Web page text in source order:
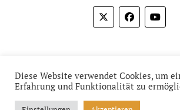
Diese Website verwendet Cookies, um
Erfahrung und Funktionalität zu